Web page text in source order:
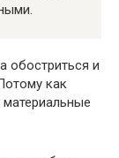
обостриться и
как